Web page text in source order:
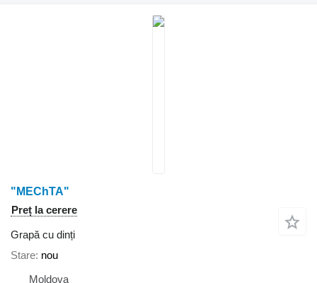
"MEChTA"
Preț la cerere
Grapă cu dinți
Stare nou
Moldova